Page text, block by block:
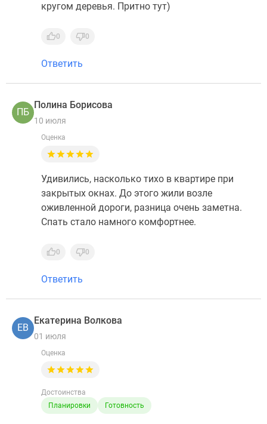
кругом деревья. Притно тут)
0 0
Ответить
ПБ
Полина Борисова
10 июля
Оценка
Удивились, насколько тихо в квартире при
закрытых окнах. До этого жили возле
оживленной дороги, разница очень заметна.
Спать стало намного комфортнее.
0 0
Ответить
ЕВ
Екатерина Волкова
01 июля
Оценка
Достоинства
Планировки
Готовность